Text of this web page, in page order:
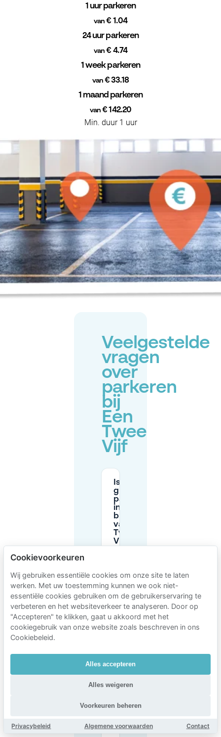
1 uur parkeren
van € 1.04
24 uur parkeren
van € 4.74
1 week parkeren
van€ 33.18
1 maand parkeren
van € 142.20
Min. duur 1 uur
Veelgestelde
vragen
over
parkeren
bij
Een
Twee
Vijf
Is er
gratis
parkeren
in de
buurt
van Een
Twee
Vijf in
Wat zijn de
tijdslimieten voor
parkeren langs de
straat in de buurt
van Een Twee Vijf
(Molenaarsstraat)?
parkeren
langs de
straat in
de buurt
Twee
Cookievoorkeuren
Wij gebruiken essentiële cookies om onze site te laten
werken. Met uw toestemming kunnen we ook niet-
essentiële cookies gebruiken om de gebruikerservaring te
verbeteren en het websiteverkeer te analyseren. Door op
"Accepteren" te klikken, gaat u akkoord met het
cookiegebruik van onze website zoals beschreven in ons
Cookiebeleid.
Alles accepteren
Alles weigeren
Voorkeuren beheren
Privacybeleid Algemene voorwaarden Contact